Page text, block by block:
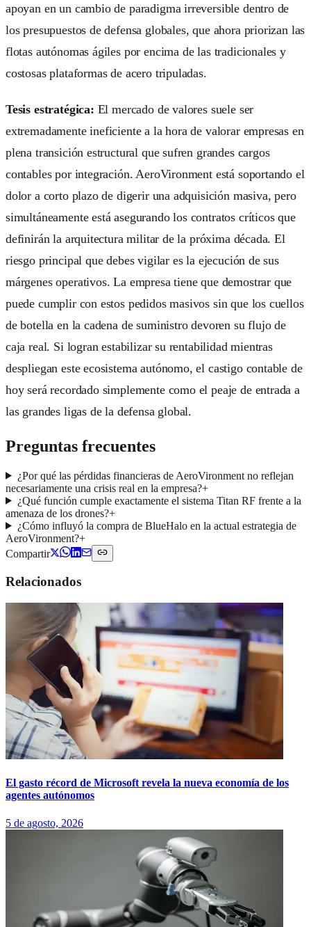
apoyan en un cambio de paradigma irreversible dentro de
los presupuestos de defensa globales, que ahora priorizan las
flotas autónomas ágiles por encima de las tradicionales y
costosas plataformas de acero tripuladas.
Tesis estratégica: El mercado de valores suele ser
extremadamente ineficiente a la hora de valorar empresas en
plena transición estructural que sufren grandes cargos
contables por integración. AeroVironment está soportando el
dolor a corto plazo de digerir una adquisición masiva, pero
simultáneamente está asegurando los contratos críticos que
definirán la arquitectura militar de la próxima década. El
riesgo principal que debes vigilar es la ejecución de sus
márgenes operativos. La empresa tiene que demostrar que
puede cumplir con estos pedidos masivos sin que los cuellos
de botella en la cadena de suministro devoren su flujo de
caja real. Si logran estabilizar su rentabilidad mientras
despliegan este ecosistema autónomo, el castigo contable de
hoy será recordado simplemente como el peaje de entrada a
las grandes ligas de la defensa global.
Preguntas frecuentes
¿Por qué las pérdidas financieras de AeroVironment no reflejan
necesariamente una crisis real en la empresa?+
¿Qué función cumple exactamente el sistema Titan RF frente a la
amenaza de los drones?+
¿Cómo influyó la compra de BlueHalo en la actual estrategia de
AeroVironment?+
Compartir
Relacionados
El gasto récord de Microsoft revela la nueva economía de los
agentes autónomos
5 de agosto, 2026